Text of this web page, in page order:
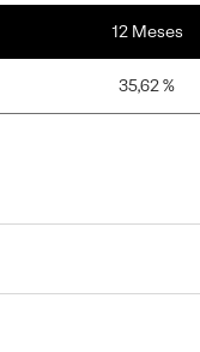
12 Meses
35,62 %